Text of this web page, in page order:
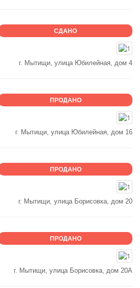
СДАНО
г. Мытищи, улица Юбилейная, дом 4
ПРОДАНО
г. Мытищи, улица Юбилейная, дом 16
ПРОДАНО
г. Мытищи, улица Борисовка, дом 20
ПРОДАНО
г. Мытищи, улица Борисовка, дом 20А